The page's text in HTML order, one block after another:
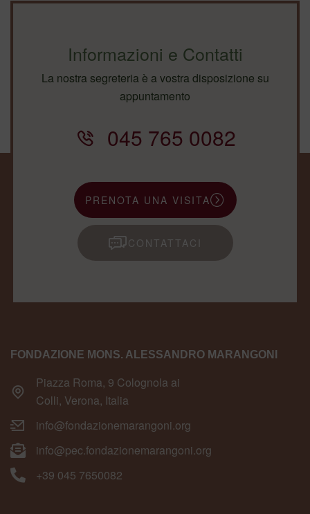
Informazioni e Contatti
La nostra segreteria è a vostra disposizione su
appuntamento
045 765 0082
PRENOTA UNA VISITA
CONTATTACI
FONDAZIONE MONS. ALESSANDRO MARANGONI
Piazza Roma, 9 Colognola ai
Colli, Verona, Italia
info@fondazionemarangoni.org
info@pec.fondazionemarangoni.org
+39 045 7650082